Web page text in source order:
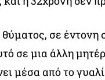
σε έντονη
σε μια άλλη
μέσα από το